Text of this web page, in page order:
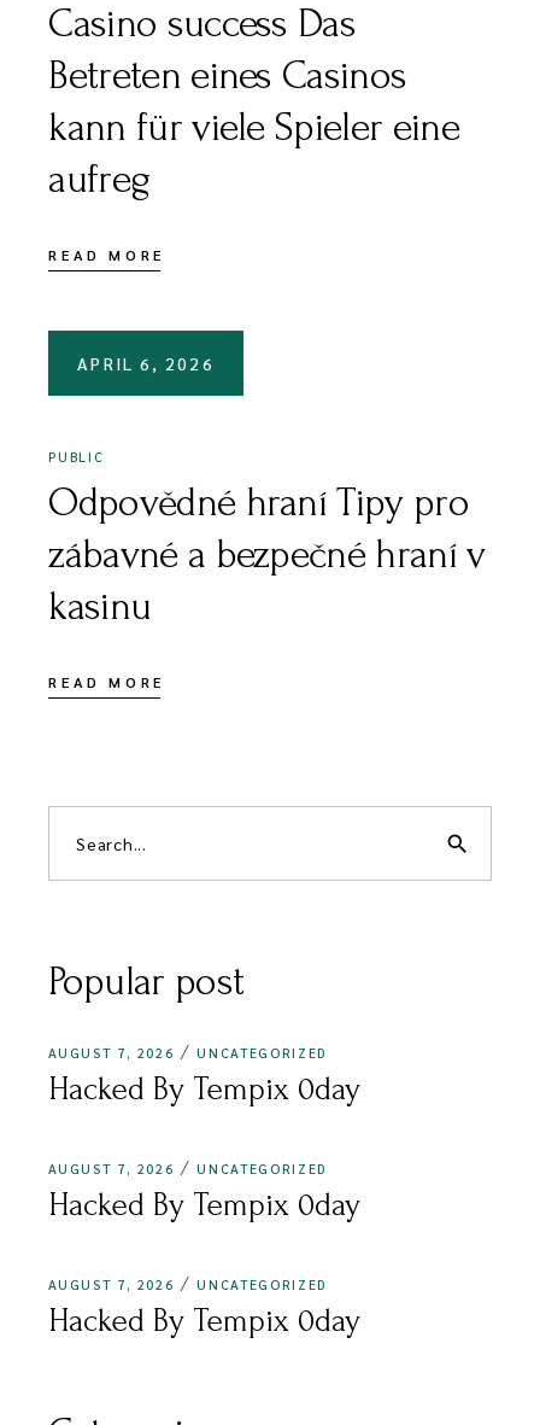
Casino success Das
Betreten eines Casinos
kann für viele Spieler eine
aufreg
READ MORE
APRIL 6, 2026
PUBLIC
Odpovědné hraní Tipy pro
zábavné a bezpečné hraní v
kasinu
READ MORE
Search
search
Popular post
AUGUST 7, 2026 UNCATEGORIZED
Hacked By Tempix 0day
AUGUST 7, 2026 UNCATEGORIZED
Hacked By Tempix 0day
AUGUST 7, 2026 UNCATEGORIZED
Hacked By Tempix 0day